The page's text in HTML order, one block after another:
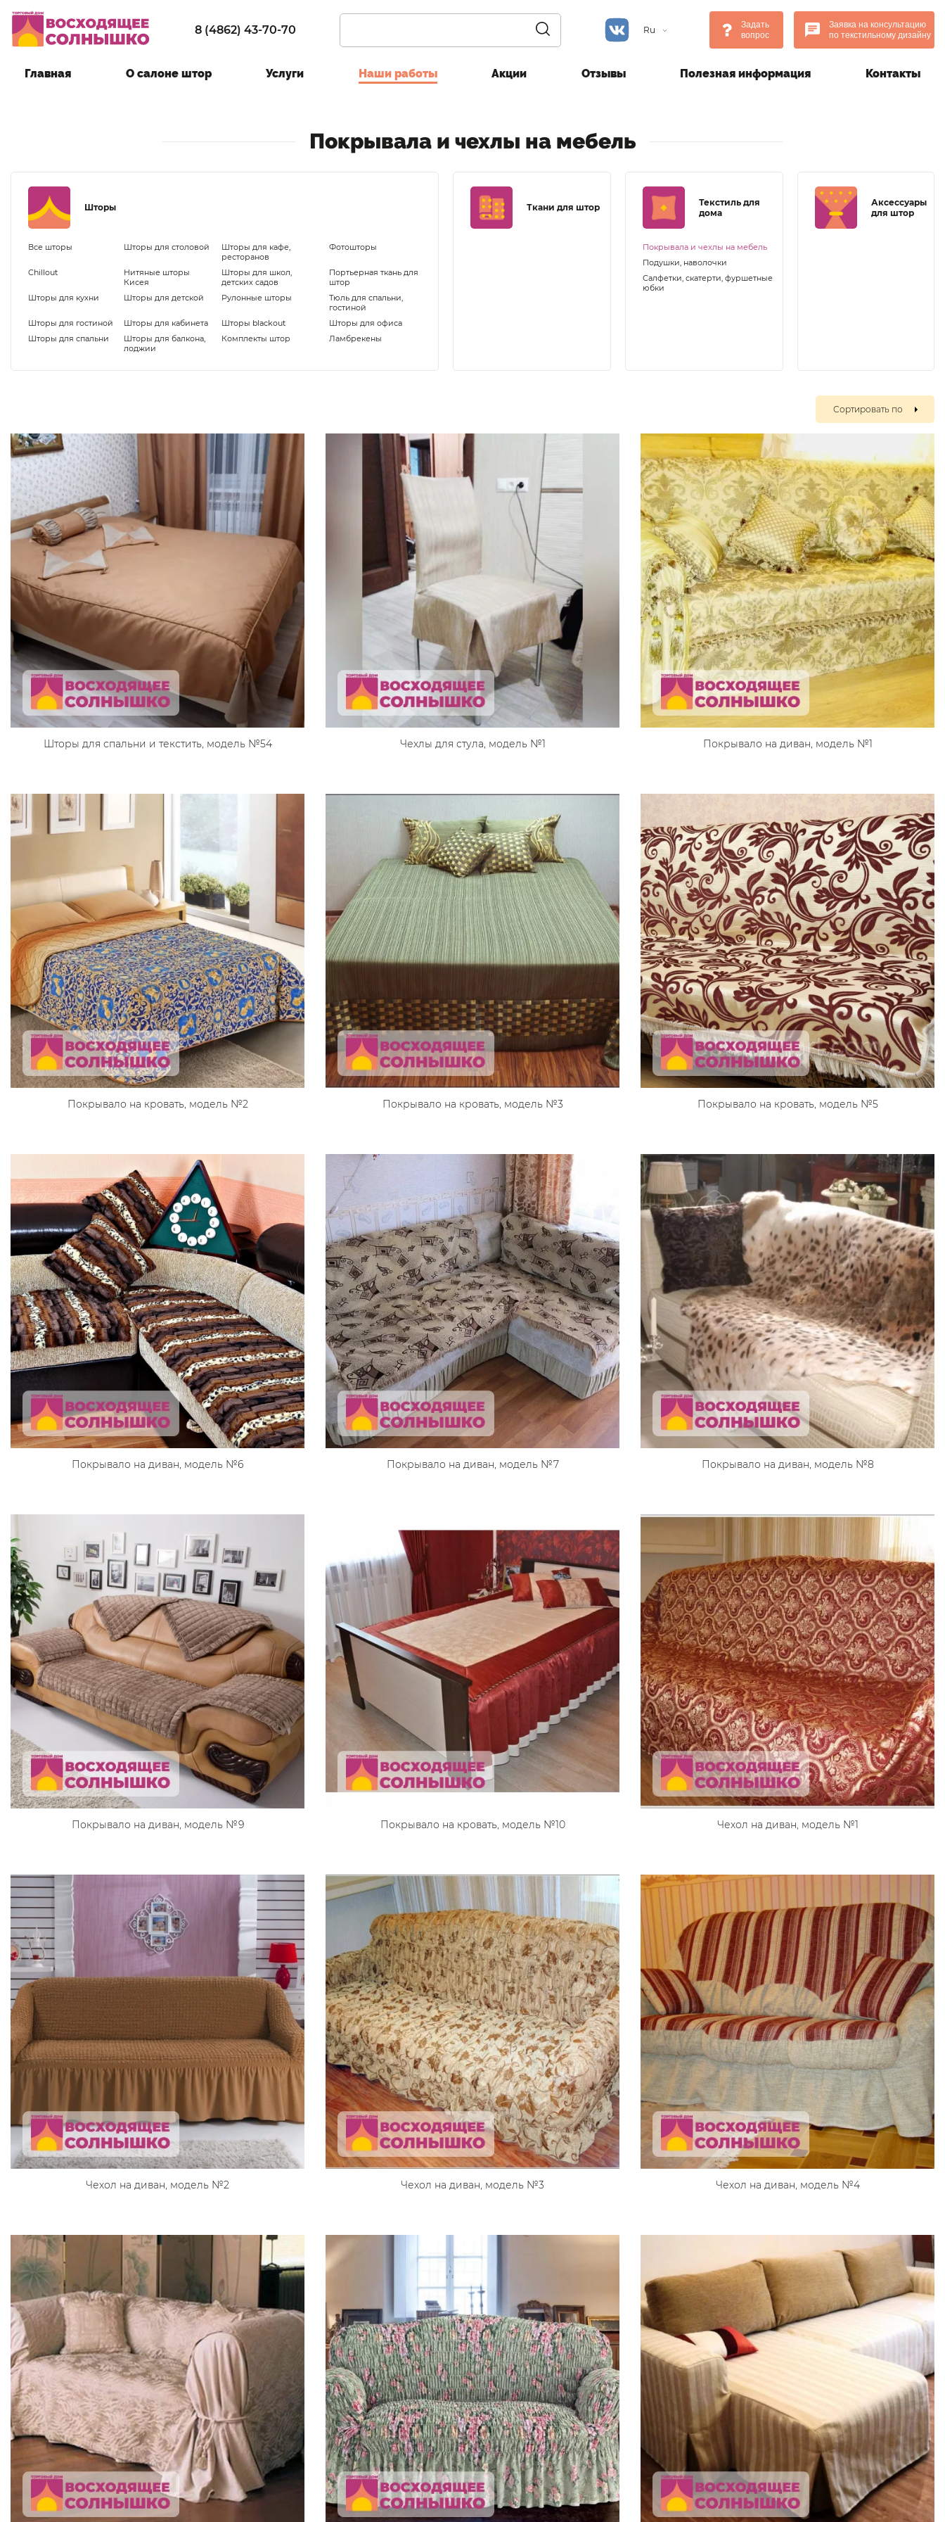
8 (4862) 43-70-70 Ru
Задать
вопрос
Заявка на консультацию
по текстильному дизайну
Главная О салоне штор Услуги Наши работы Акции Отзывы Полезная информация Контакты
Покрывала и чехлы на мебель
Шторы
Chillout
Шторы для кухни
Шторы для гостиной
Шторы для спальни
Шторы для столовой
Нитяные шторы
Кисея
Шторы для детской
Шторы для кабинета
Шторы для балкона,
лоджии
Шторы для кафе,
ресторанов
Шторы для школ,
детских садов
Рулонные шторы
Шторы blackout
Комплекты штор
Фотошторы
Портьерная ткань для
штор
Тюль для спальни,
гостиной
Шторы для офиса
Ламбрекены
Все шторы
Ткани для штор
Текстиль для
дома
Покрывала и чехлы на мебель
Подушки, наволочки
Салфетки, скатерти, фуршетные
юбки
Аксессуары
для штор
Сортировать по
Шторы для спальни и текстить, модель №54 Чехлы для стула, модель №1 Покрывало на диван, модель №1
Покрывало на кровать, модель №2 Покрывало на кровать, модель №3 Покрывало на кровать, модель №5
Покрывало на диван, модель №6 Покрывало на диван, модель №7 Покрывало на диван, модель №8
Покрывало на диван, модель №9 Покрывало на кровать, модель №10 Чехол на диван, модель №1
Чехол на диван, модель №2 Чехол на диван, модель №3 Чехол на диван, модель №4